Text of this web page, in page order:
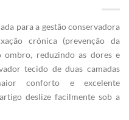
para a gestão conservadora
crónica (prevenção da
reduzindo as dores e
tecido de duas camadas
conforto e excelente
deslize facilmente sob a